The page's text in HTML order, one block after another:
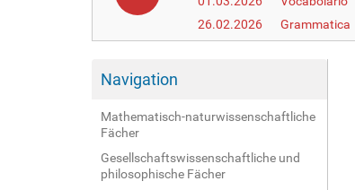
26.02.2026
Grammatica
Navigation
Mathematisch-naturwissenschaftliche
Fächer
Gesellschaftswissenschaftliche und
philosophische Fächer